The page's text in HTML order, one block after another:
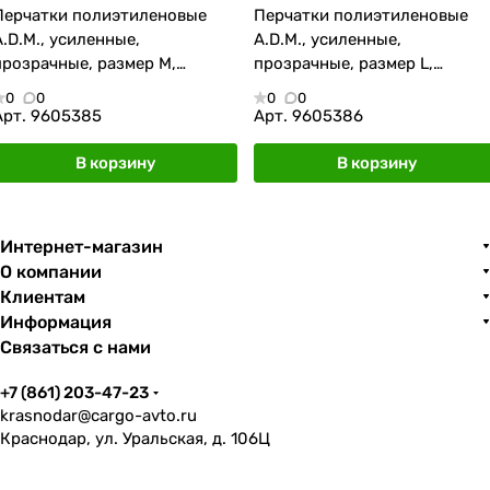
полиэтиленовые
усиленные,
размер M,
уп.
0 0
9605385
В корзину
Перчатки полиэтиленовые
A.D.M., усиленные,
прозрачные, размер L,
100шт./уп.
0 0
Арт. 9605386
В корзину
Интернет-магазин
О компании
Клиентам
Информация
Связаться с нами
+7 (861) 203-47-23
krasnodar@cargo-avto.ru
Краснодар, ул. Уральская, д. 106Ц